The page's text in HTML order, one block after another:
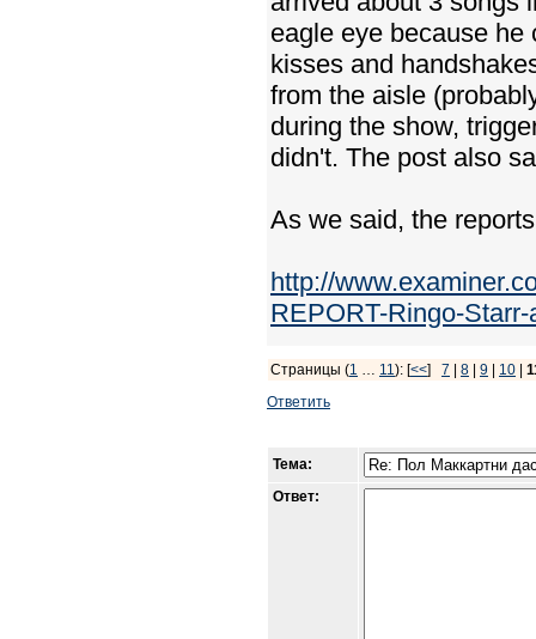
eagle eye because
kisses and
from the aisle
during the show,
didn't. The post also
As we said, the
http://
REPORT-Ringo-
Страницы (1 … 11): [<<] 7 8 9 10
Ответить
Тема:
Ответ: